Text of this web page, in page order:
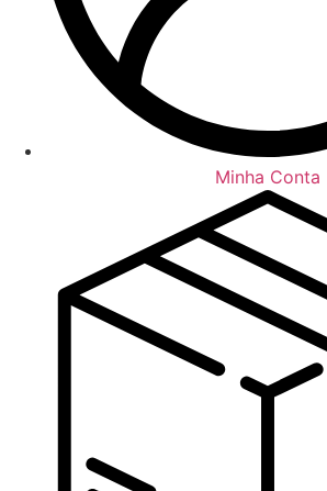
Minha Conta